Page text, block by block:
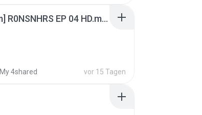
[Witanime.com] R0NSNHRS EP 04 HD.mp4
My 4shared vor 15 Tagen